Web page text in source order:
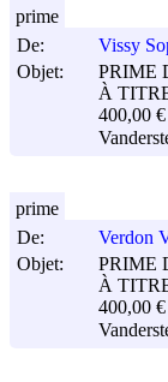
De:
Vissy
Objet:
PRIME
À
400,00
prime
De:
Verdon
Objet:
PRIME
À
400,00
prime